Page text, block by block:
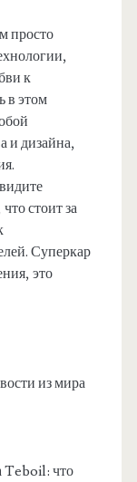
просто
к
в этом
и дизайна,
стоит за
Суперкар
это
из мира
Teboil: что